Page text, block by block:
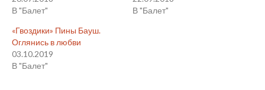
В "Балет"
В "Балет"
«Гвоздики» Пины Бауш.
Оглянись в любви
03.10.2019
В "Балет"